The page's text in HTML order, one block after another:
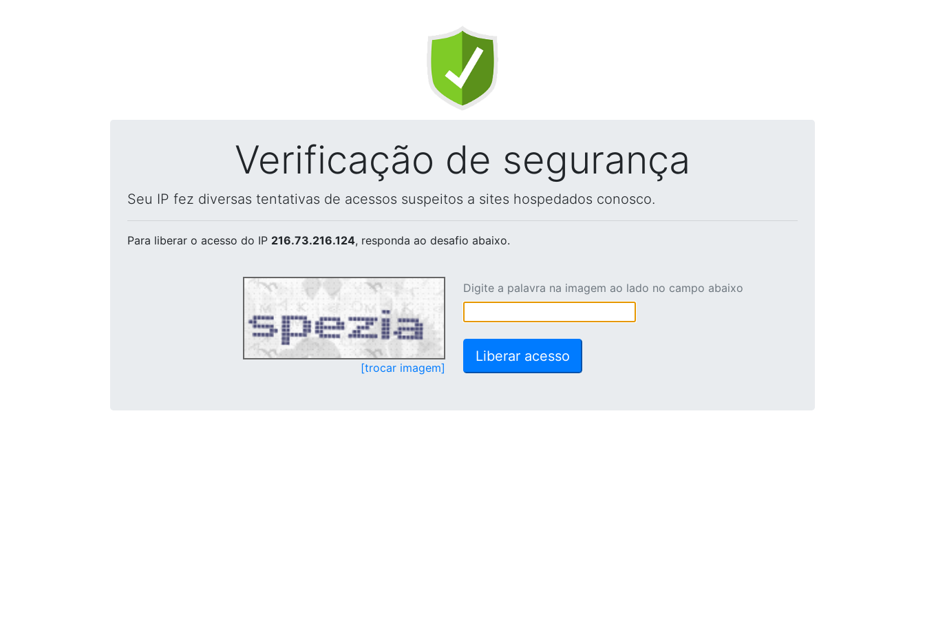
Verificação de segurança
Seu IP fez diversas tentativas de acessos suspeitos a sites hospedados conosco.
Para liberar o acesso do IP 216.73.216.124, responda ao desafio abaixo.
[trocar imagem]
Digite a palavra na imagem ao lado no campo abaixo